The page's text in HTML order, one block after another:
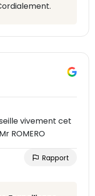
vivement cet
ROMERO
Rapport